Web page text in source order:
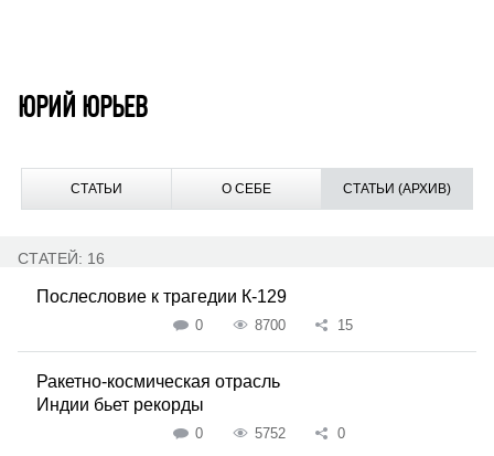
ЮРИЙ ЮРЬЕВ
СТАТЬИ О СЕБЕ СТАТЬИ (АРХИВ)
СТАТЕЙ: 16
Послесловие к трагедии К-129
0 8700 15
Ракетно-космическая отрасль
Индии бьет рекорды
0 5752 0